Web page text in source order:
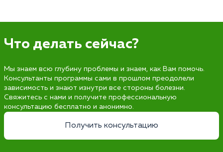
Что делать сейчас?
Мы знаем всю глубину проблемы и знаем, как Вам помочь.
Консультанты программы сами в прошлом преодолели
зависимость и знают изнутри все стороны болезни.
Свяжитесь с нами и получите профессиональную
консультацию бесплатно и анонимно.
Получить консультацию